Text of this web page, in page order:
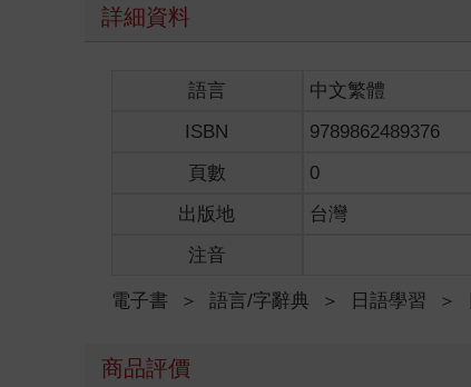
詳細資料
語言 中文繁體
ISBN
9789862489376
頁數
0
出版地
台灣
注音
電子書 ＞ 語言/字辭典 ＞ 日語學習 ＞
商品評價